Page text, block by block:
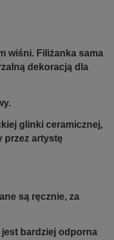
wiśni. Filiżanka sama
dekoracją dla
glinki ceramicznej,
przez artystę
są ręcznie, za
bardziej odporna